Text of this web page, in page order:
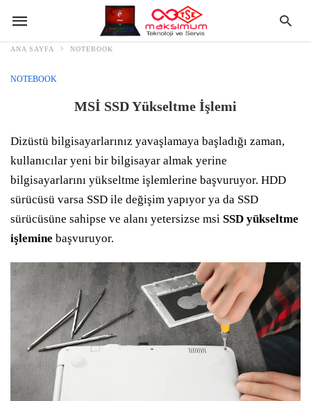
ANA SAYFA NOTEBOOK
NOTEBOOK
MSİ SSD Yükseltme İşlemi
Dizüstü bilgisayarlarınız yavaşlamaya başladığı zaman,
kullanıcılar yeni bir bilgisayar almak yerine
bilgisayarlarını yükseltme işlemlerine başvuruyor. HDD
sürücüsü varsa SSD ile değişim yapıyor ya da SSD
sürücüsüne sahipse ve alanı yetersizse msi SSD yükseltme
işlemine başvuruyor.